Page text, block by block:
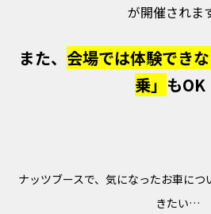
が開催されま
また、 会場では体験でき
乗」 もOK
ナッツブースで、気になったお車に
きたい…